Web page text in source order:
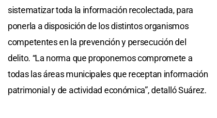
sistematizar toda la información recolectada, para
ponerla a disposición de los distintos organismos
competentes en la prevención y persecución del
delito. “La norma que proponemos compromete a
todas las áreas municipales que receptan información
patrimonial y de actividad económica”, detalló Suárez.